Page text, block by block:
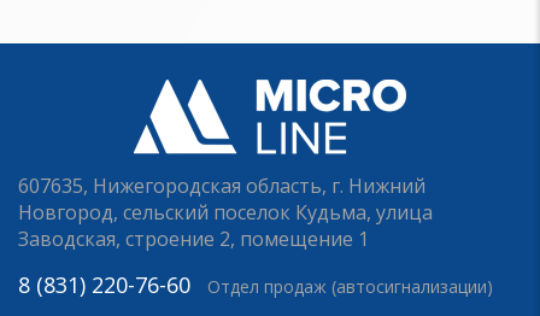
607635, Нижегородская область, г. Нижний
Новгород, сельский поселок Кудьма, улица
Заводская, строение 2, помещение 1
8 (831) 220-76-60 Отдел продаж (автосигнализации)